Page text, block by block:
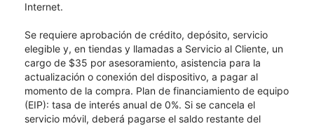
Internet.
Se requiere aprobación de crédito, depósito, servicio
elegible y, en tiendas y llamadas a Servicio al Cliente, un
cargo de $35 por asesoramiento, asistencia para la
actualización o conexión del dispositivo, a pagar al
momento de la compra. Plan de financiamiento de equipo
(EIP): tasa de interés anual de 0%. Si se cancela el
servicio móvil, deberá pagarse el saldo restante del